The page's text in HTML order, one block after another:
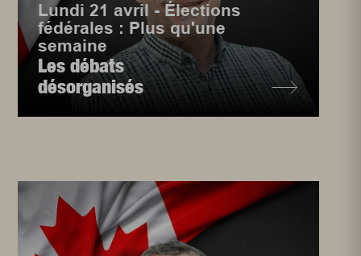
Lundi 21 avril - Élections
fédérales : Plus qu'une
semaine
Les débats
désorganisés